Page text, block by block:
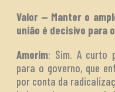
Valor — Manter o
união é decisivo para
Amorim: Sim. A curto
para o governo, que
por conta da